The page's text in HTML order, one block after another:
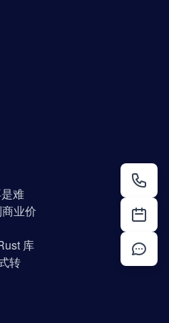
难
业价
库
转